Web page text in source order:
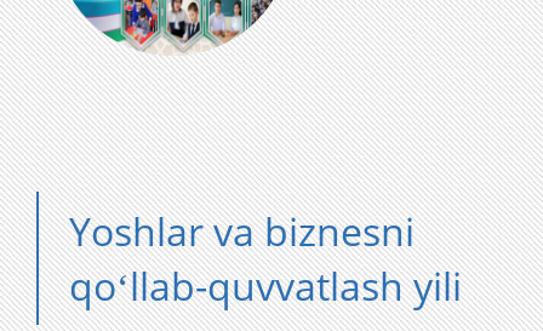
Yoshlar va biznesni
qoʻllab-quvvatlash yili